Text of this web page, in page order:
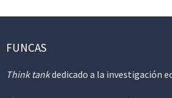
FUNCAS
Think tankdedicado a la investigación